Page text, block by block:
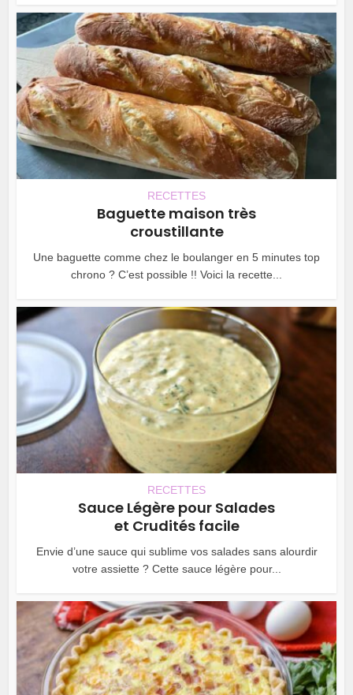
RECETTES
Baguette maison très
croustillante
Une baguette comme chez le boulanger en 5 minutes top
chrono ? C’est possible !! Voici la recette...
RECETTES
Sauce Légère pour Salades
et Crudités facile
Envie d’une sauce qui sublime vos salades sans alourdir
votre assiette ? Cette sauce légère pour...